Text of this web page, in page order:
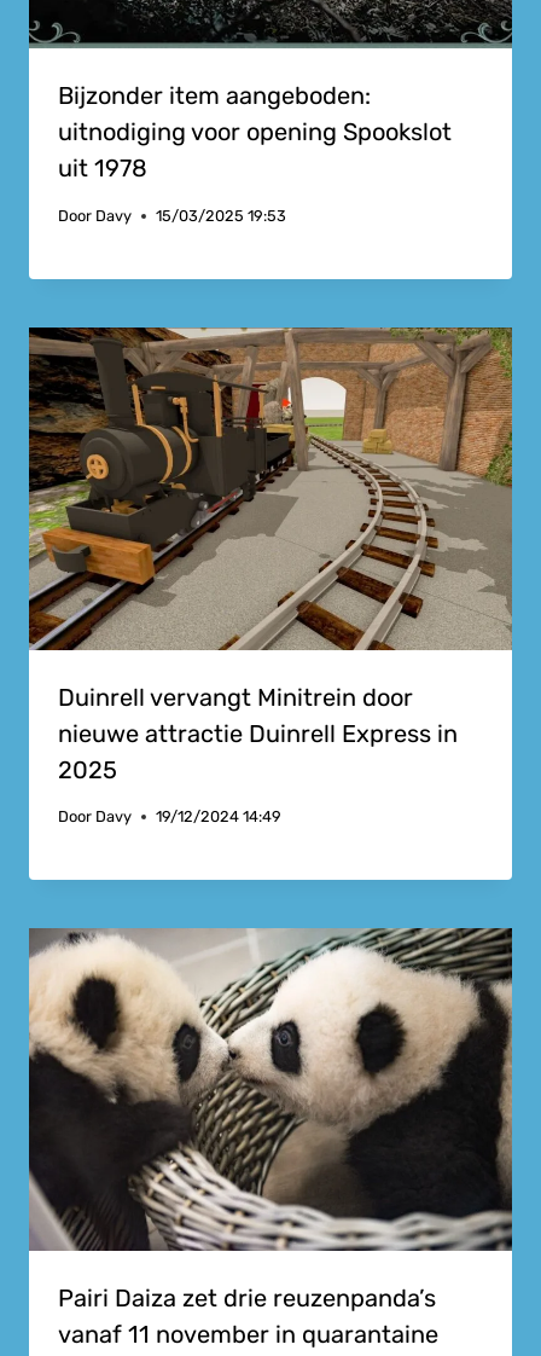
Bijzonder item aangeboden:
uitnodiging voor opening Spookslot
uit 1978
Door Davy 15/03/2025 19:53
Duinrell vervangt Minitrein door
nieuwe attractie Duinrell Express in
2025
Door Davy 19/12/2024 14:49
Pairi Daiza zet drie reuzenpanda’s
vanaf 11 november in quarantaine